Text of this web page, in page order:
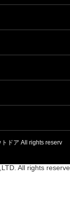
トドア All rights reserv
All rights reserve